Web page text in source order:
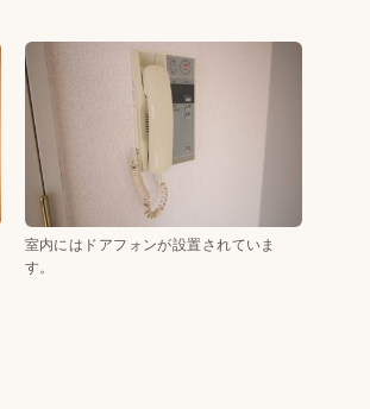
室内にはドアフォンが設置されていま
す。